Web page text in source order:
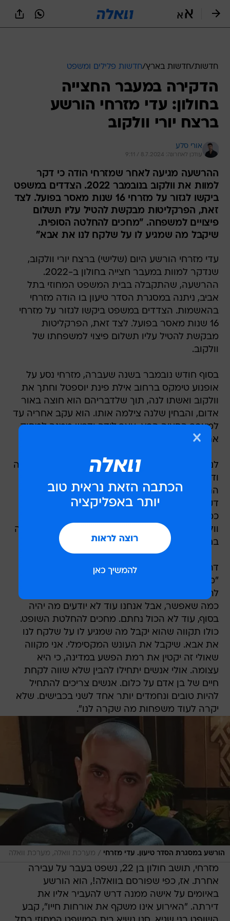
חדשות/חדשות בארץ/חדשות פלילים ומשפט
הדקירה במעבר החצייה
בחולון: עדי מזרחי הורשע
ברצח יורי וולקוב
אורי סלע
עודכן לאחרונה: 8.7.2024 / 9:11
ההרשעה מגיעה לאחר שמזרחי הודה כי דקר
למוות את וולקוב בנובמבר 2022. הצדדים במשפט
ביקשו לגזור על מזרחי 16 שנות מאסר בפועל. לצד
זאת, הפרקליטות מבקשת להטיל עליו תשלום
פיצויים למשפחה. "מחכים להחלטה הסופית.
שיקבל מה שמגיע לו על שלקח לנו את אבא"
עדי מזרחי הורשע היום (שלישי) ברצח יורי וולקוב,
שנדקר למוות במעבר חצייה בחולון ב-2022.
ההרשעה, שהתקבלה בבית המשפט המחוזי בתל
אביב, ניתנה במסגרת הסדר טיעון בו הודה מזרחי
בהאשמות. הצדדים במשפט ביקשו לגזור על מזרחי
16 שנות מאסר בפועל. לצד זאת, הפרקליטות
מבקשת להטיל עליו תשלום פיצוי למשפחתו של
וולקוב.
בסוף חודש נובמבר בשנה שעברה, מזרחי נסע על
אופנוע טימקס ברחוב אילת פינת יוספטל וחתך את
וולקוב ואשתו לנה, תוך שלדבריהם הוא חוצה באור
אדום, והבחין שלנה צילמה אותו. הוא עקב אחריה עד
למעבר החציה הבא, עצר לידה ודרש ממנה למחוק
את התמונה.
לנה הסכימה והמשיכה להתקדם, אבל הוא לא הרפה
ודרש שתראה לו שהיא עושה זאת. בשלב זה יורי
התקרב וניסה להרגיע את המצב. בתגובה, מזרחי
דקר אותו בלבו עם חפץ חד. יורי המשיך ללכת עוד
כמה צעדים - והתמוטט לעיני אשתו. בבית החולים
וולפסון נקבע מותו. מזרחי נעצר יום לאחר מכן והודה
בחקירה כי דקר אותו.
דריה וולקוב, בתו של יורי, אמרה לוואלה כי היא
"מודה לפרקליטות שעשתה כל מה שאפשר כדי
להכניס אותו לכלא". דירה הוסיפה: "אני מרוצה עד
כמה שאפשר, אבל אנחנו עוד לא יודעים מה יהיה
בסוף, עוד לא הכול נחתם. מחכים להחלטת השופט.
כולו תקווה שהוא יקבל מה שמגיע לו על שלקח לנו
את אבא. שיקבל את העונש המקסימלי. אני מקווה
שאולי זה יקטין את רמת הפשע במדינה, כי היא
עצומה. אולי אנשים יתחילו להבין שלא שווה לקחת
חיים של בן אדם על כלום. אנשים צריכים להתחיל
להיות טובים ונחמדים יותר אחד לשני בכבישים. שלא
יקרה לעוד משפחות מה שקרה לנו".
הורשע במסגרת הסדר טיעון. עדי מזרחי / מערכת וואלה, מערכת וואלה
מזרחי, תושב חולון בן 22, נשפט בעבר על עבירה
אחרת. אז, כפי שפורסם בוואלה!, הוא הורשע
באיומים על אישה ממנה דרש להעביר אליו את
דירתה. "האירוע אינו משקף את אורחות חייו", קבע